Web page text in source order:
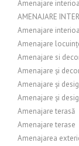
Amenajare
AMENAJARE
Amenajare
Amenajare
Amenajare si
Amenajare și
Amenajare și
Amenajare și
Amenajare terasă
Amenajare terase
Amenajarea